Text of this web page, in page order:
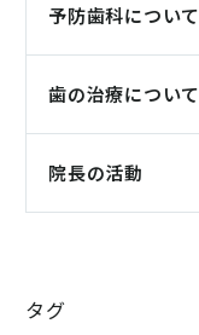
予防歯科について
歯の治療について
院長の活動
タグ